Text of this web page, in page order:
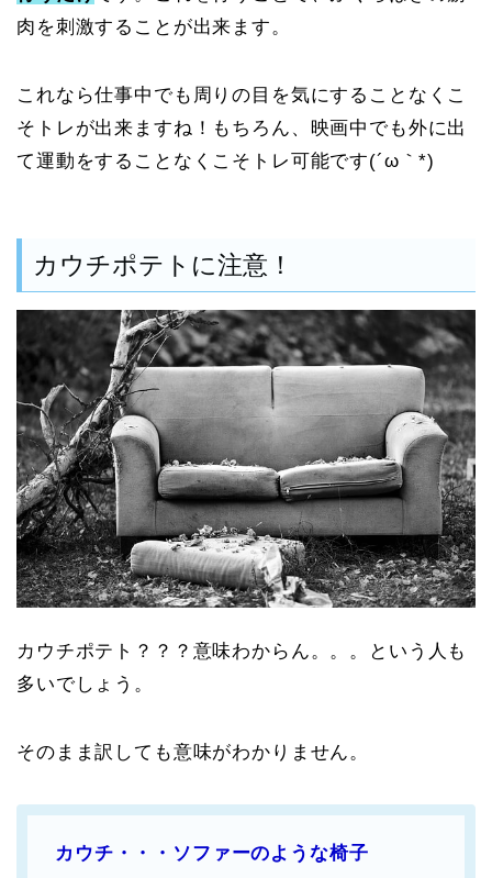
肉を刺激することが出来ます。
これなら仕事中でも周りの目を気にすることなくこ
そトレが出来ますね！もちろん、映画中でも外に出
て運動をすることなくこそトレ可能です(´ω｀*)
カウチポテトに注意！
カウチポテト？？？意味わからん。。。という人も
多いでしょう。
そのまま訳しても意味がわかりません。
カウチ・・・ソファーのような椅子